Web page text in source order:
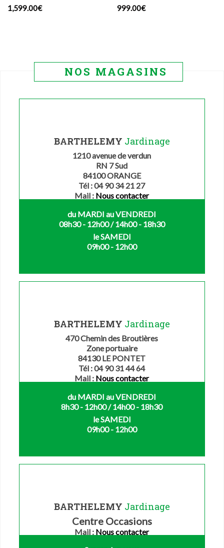
1,599.00€ 999.00€
NOS MAGASINS
BARTHELEMY Jardinage
1210 avenue de verdun
RN 7 Sud
84100 ORANGE
Tél : 04 90 34 21 27
Mail : Nous contacter
du MARDI au VENDREDI
08h30 - 12h00 / 14h00 - 18h30
le SAMEDI
09h00 - 12h00
BARTHELEMY Jardinage
470 Chemin des Broutières
Zone portuaire
84130 LE PONTET
Tél : 04 90 31 44 64
Mail : Nous contacter
du MARDI au VENDREDI
8h30 - 12h00 / 14h00 - 18h30
le SAMEDI
09h00 - 12h00
BARTHELEMY Jardinage
Centre Occasions
Mail : Nous contacter